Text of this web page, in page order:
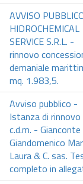
AVVISO
HIDROCHEMICAL
SERVICE S.R.L. -
rinnovo
demaniale
mq. 1.983,5.
Avviso pubblico -
Istanza di rinnovo
c.d.m. - Gianconte
Giandomenico
Laura & C. sas.
completo in